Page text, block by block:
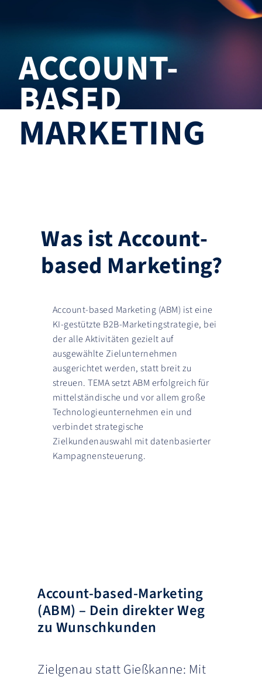
ACCOUNT-
BASED
MARKETING
Was ist Account-
based Marketing?
Account-based Marketing (ABM) ist eine
KI-gestützte B2B-Marketingstrategie, bei
der alle Aktivitäten gezielt auf
ausgewählte Zielunternehmen
ausgerichtet werden, statt breit zu
streuen. TEMA setzt ABM erfolgreich für
mittelständische und vor allem große
Technologieunternehmen ein und
verbindet strategische
Zielkundenauswahl mit datenbasierter
Kampagnensteuerung.
Account-based-Marketing
(ABM) – Dein direkter Weg
zu Wunschkunden
Zielgenau statt Gießkanne: Mit